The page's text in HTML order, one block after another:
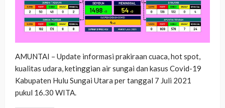
AMUNTAI – Update informasi prakiraan cuaca, hot spot,
kualitas udara, ketinggian air sungai dan kasus Covid-19
Kabupaten Hulu Sungai Utara per tanggal 7 Juli 2021
pukul 16.30 WITA.